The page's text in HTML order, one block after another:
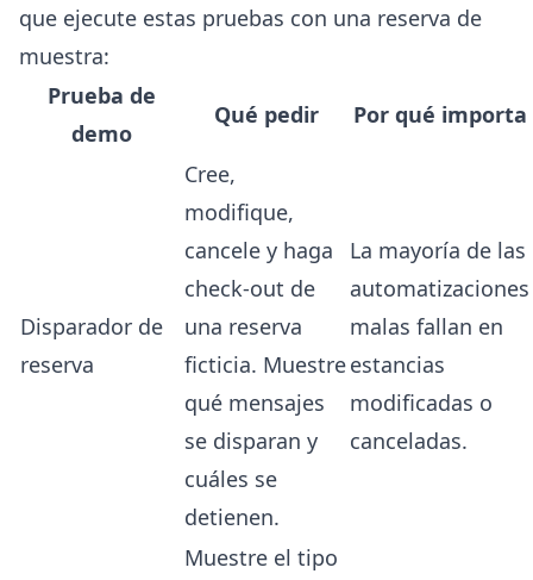
que ejecute estas pruebas con una reserva de
muestra:
Prueba de
demo
Qué pedir Por qué importa
Disparador de
reserva
Cree,
modifique,
cancele y haga
check-out de
una reserva
ficticia. Muestre
qué mensajes
se disparan y
cuáles se
detienen.
La mayoría de las
automatizaciones
malas fallan en
estancias
modificadas o
canceladas.
Muestre el tipo